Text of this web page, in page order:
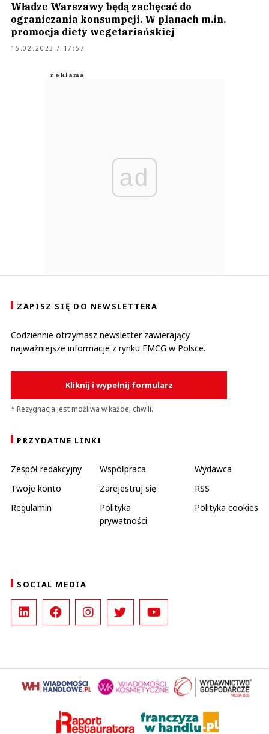
Władze Warszawy będą zachęcać do
ograniczania konsumpcji. W planach m.in.
promocja diety wegetariańskiej
15.02.2023 / 17:57
ad
ZAPISZ SIĘ DO NEWSLETTERA
Codziennie otrzymasz newsletter zawierający
najważniejsze informacje z rynku FMCG w Polsce.
Kliknij i wypełnij formularz
* Rezygnacja jest możliwa w każdej chwili.
PRZYDATNE LINKI
Zespół redakcyjny Współpraca
Wydawca
Twoje konto
Zarejestruj się
RSS
Regulamin
Polityka
prywatności
Polityka cookies
SOCIAL MEDIA